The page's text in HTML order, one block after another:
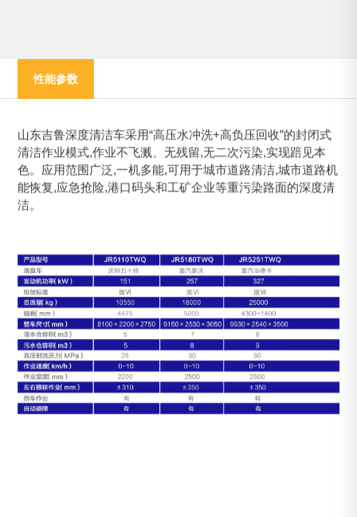
性能参数
山东吉鲁深度清洁车采用“高压水冲洗+高负压回收”的封闭式
清洁作业模式,作业不飞溅、无残留,无二次污染,实现踣见本
色。应用范围广泛,一机多能,可用于城市道路清洁,城市道路机
能恢复,应急抢险,港口码头和工矿企业等重污染路面的深度清
洁。